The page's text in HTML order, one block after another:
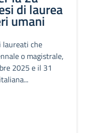
di laurea
umani
laureati che
o magistrale,
2025 e il 31